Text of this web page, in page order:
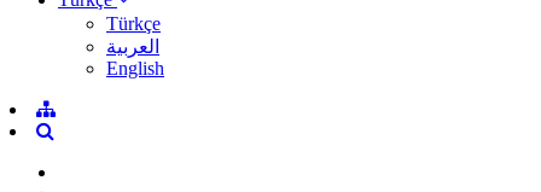
Türkçe
العربية
English